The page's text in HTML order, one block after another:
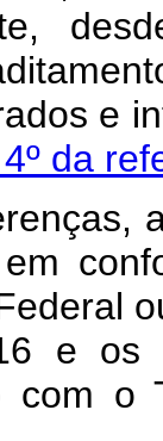
e
4º da
e os
com o